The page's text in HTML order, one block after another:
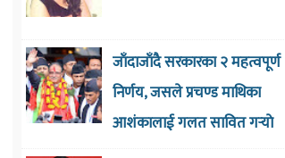
जाँदाजाँदै सरकारका २ महत्वपूर्ण
निर्णय, जसले प्रचण्ड माथिका
आशंकालाई गलत सावित गर्‍याे